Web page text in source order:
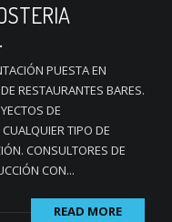
PUESTA EN
RESTAURANTES BARES.
DE
TIPO DE
CONSULTORES DE
CON...
READ MORE